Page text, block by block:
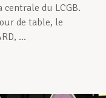
centrale du LCGB.
de table, le
...